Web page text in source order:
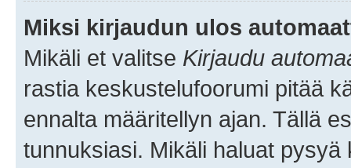
Miksi kirjaudun ulos
Mikäli et valitse Kirjaudu
rastia keskustelufoorumi pitää
ennalta määritellyn ajan. Tällä
tunnuksiasi. Mikäli haluat